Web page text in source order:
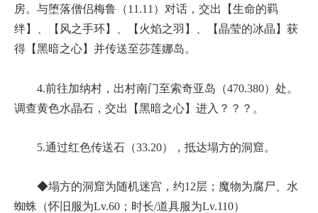
房。与堕落僧侣梅鲁（11.11）对话，交出【生命的羁
绊】、【风之手环】、【火焰之羽】、【晶莹的冰晶】获
得【黑暗之心】并传送至莎莲娜岛。
4.前往加纳村，出村南门至索奇亚岛（470.380）处。
调查黄色水晶石，交出【黑暗之心】进入？？？。
5.通过红色传送石（33.20），抵达塌方的洞窟。
◆塌方的洞窟为随机迷宫，约12层；魔物为腐尸、水
蜘蛛（怀旧服为Lv.60；时长/道具服为Lv.110）